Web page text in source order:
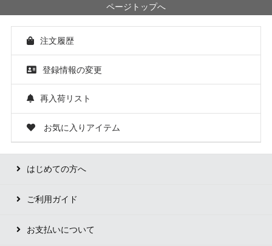
ページトップへ
注文履歴
登録情報の変更
再入荷リスト
お気に入りアイテム
はじめての方へ
ご利用ガイド
お支払いについて